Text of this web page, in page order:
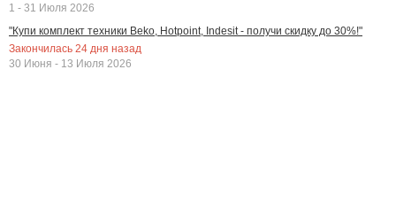
1 - 31 Июля 2026
"Купи комплект техники Beko, Hotpoint, Indesit - получи скидку до 30%!"
Закончилась 24 дня назад
30 Июня - 13 Июля 2026